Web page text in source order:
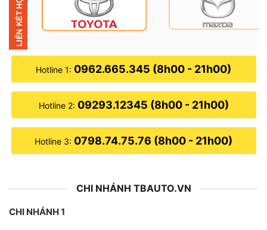
ngày càng phổ biến.
✪ Đặc biệt, quan trọng hơn hết đó là người dùng còn
được trải nghiệm hệ thống âm thanh chất lượng. Nhờ
đó bạn sẽ cảm thấy không còn những giây phút căng
thẳng và mệt mỏi khi ngồi trong xe.
✪ Độ loa sub cho xe VinFast VF3 còn mang đến trải
nghiệm đầy thú vị, những cảm xúc tích cực giúp cho
tinh thần của bạn trở nên khoan khoái và vui vẻ hơn
khi nghe nhạc xem phim với chất lượng âm thanh tốt
Hotline 1: 0962.665.345 (8h00 - 21h00)
Hotline 2: 09293.12345 (8h00 - 21h00)
Hotline 3: 0798.74.75.76 (8h00 - 21h00)
CHI NHÁNH TBAUTO.VN
CHI NHÁNH 1